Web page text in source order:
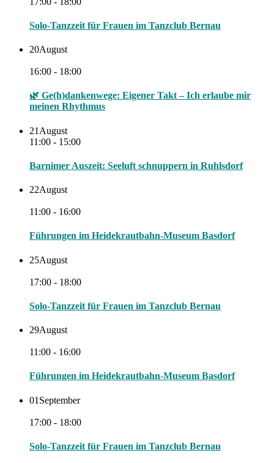
Solo-Tanzzeit für Frauen im Tanzclub Bernau
20August
16:00 - 18:00
🌿 Ge(h)dankenwege: Eigener Takt – Ich erlaube mir
meinen Rhythmus
21 August
11:00 - 15:00
Barnimer Auszeit: Seeluft schnuppern in Ruhlsdorf
22August
11:00 - 16:00
Führungen im Heidekrautbahn-Museum Basdorf
25August
17:00 - 18:00
Solo-Tanzzeit für Frauen im Tanzclub Bernau
29August
11:00 - 16:00
Führungen im Heidekrautbahn-Museum Basdorf
01 September
17:00 - 18:00
Solo-Tanzzeit für Frauen im Tanzclub Bernau